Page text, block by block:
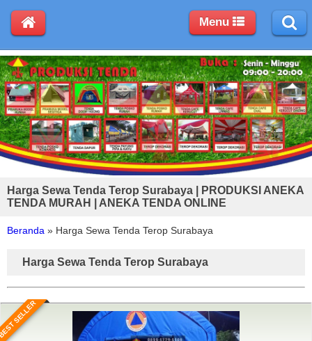
Harga Sewa Tenda Terop Surabaya | PRODUKSI ANEKA
TENDA MURAH | ANEKA TENDA ONLINE
Beranda » Harga Sewa Tenda Terop Surabaya
Harga Sewa Tenda Terop Surabaya
SELLER
Menu